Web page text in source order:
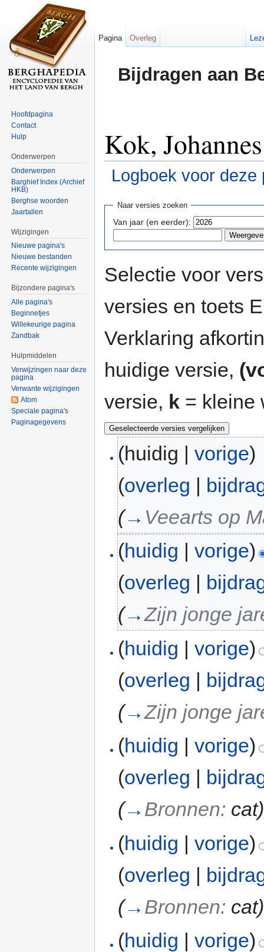
Bijdragen aan
Kok,
Logboek voor deze
Naar versies zoeken
Van jaar (en eerder):
Selectie voor
versies en toets
Verklaring
huidige versie,
versie, k = kleine
(huidig |vorige)
(overleg |
(→ Veearts op
(huidig |vorige)
(overleg
(→Zijn jonge
(huidig |vorige)
(overleg |
(→Zijn jonge
(huidig |vorige)
(overleg |
(→ Bronnen: cat)
(huidig |vorige)
(overleg |
(→ Bronnen: cat)
(huidig |vorige)
Pagina Overleg
Hoofdpagina
Contact
Hulp
Onderwerpen
Onderwerpen
Barghief Index (Archief
HKB)
Berghse woorden
Jaartallen
Wijzigingen
Nieuwe pagina's
Nieuwe bestanden
Recente wijzigingen
Bijzondere pagina's
Alle pagina's
Beginnetjes
Willekeurige pagina
Zandbak
Hulpmiddelen
Verwijzingen naar deze
pagina
Verwante wijzigingen
Atom
Speciale pagina's
Paginagegevens